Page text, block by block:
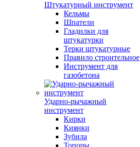
Штукатурный инструмент
Кельмы
Шпатели
Гладилки для
штукатурки
Терки штукатурные
Правило строительное
Инструмент для
газобетона
Ударно-рычажный
инструмент
Кирки
Киянки
Зубила
Топоры